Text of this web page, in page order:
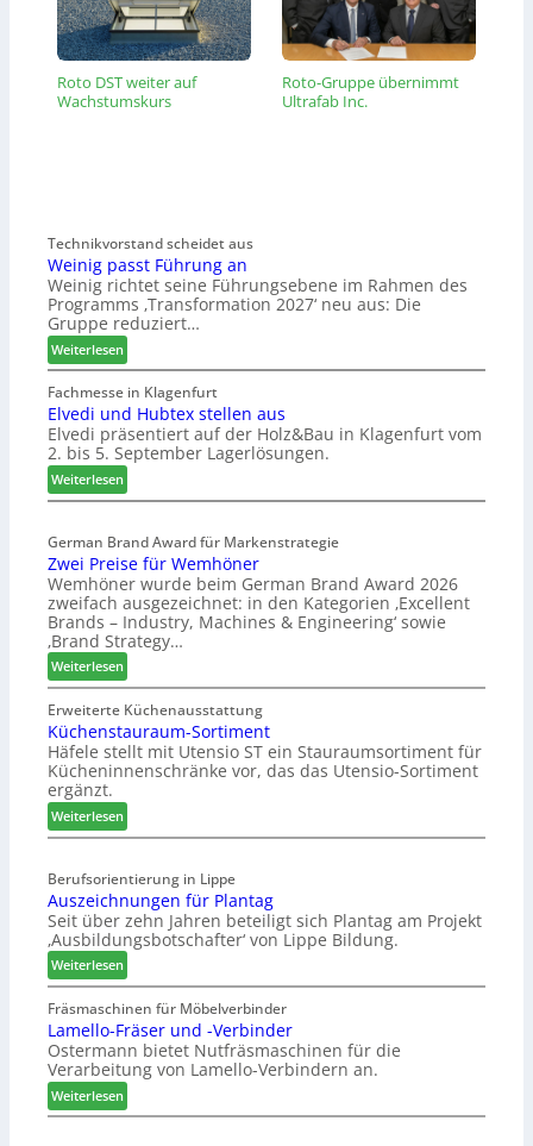
Roto DST weiter auf
Wachstumskurs
Roto-Gruppe übernimmt
Ultrafab Inc.
Technikvorstand scheidet aus
Weinig passt Führung an
Weinig richtet seine Führungsebene im Rahmen des
Programms ‚Transformation 2027‘ neu aus: Die
Gruppe reduziert…
Weiterlesen:
W
e
i
n
i
p
s
s
t
F
ü
h
r
u
n
g
a
n
Fachmesse in Klagenfurt
Elvedi und Hubtex stellen aus
Elvedi präsentiert auf der Holz&Bau in Klagenfurt vom
2. bis 5. September Lagerlösungen.
Weiterlesen:
E
v
e
d
i
u
n
d
H
u
b
t
e
x
s
t
l
e
n
a
u
s
German Brand Award für Markenstrategie
Zwei Preise für Wemhöner
Wemhöner wurde beim German Brand Award 2026
zweifach ausgezeichnet: in den Kategorien ‚Excellent
Brands – Industry, Machines & Engineering‘ sowie
‚Brand Strategy…
Weiterlesen:
Z
w
e
i
P
e
i
e
f
ü
r
W
e
m
h
ö
n
e
r
Erweiterte Küchenausstattung
Küchenstauraum-Sortiment
Häfele stellt mit Utensio ST ein Stauraumsortiment für
Kücheninnenschränke vor, das das Utensio-Sortiment
ergänzt.
Weiterlesen:
K
c
h
e
n
s
t
a
u
r
a
m
Berufsorientierung in Lippe
Auszeichnungen für Plantag
Seit über zehn Jahren beteiligt sich Plantag am Projekt
‚Ausbildungsbotschafter‘ von Lippe Bildung.
Weiterlesen:
A
u
s
z
e
c
Fräsmaschinen für Möbelverbinder
Lamello-Fräser und -Verbinder
Ostermann bietet Nutfräsmaschinen für die
Verarbeitung von Lamello-Verbindern an.
Weiterlesen:
L